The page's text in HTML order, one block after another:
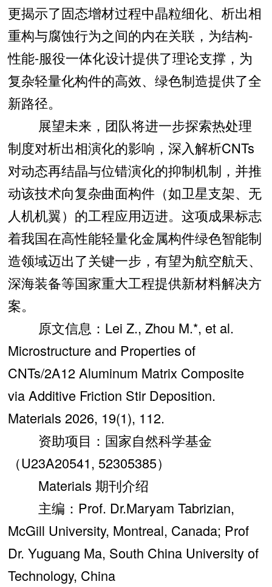
更揭示了固态增材过程中晶粒细化、析出相
重构与腐蚀行为之间的内在关联，为结构-
性能-服役一体化设计提供了理论支撑，为
复杂轻量化构件的高效、绿色制造提供了全
新路径。
展望未来，团队将进一步探索热处理
制度对析出相演化的影响，深入解析CNTs
对动态再结晶与位错演化的抑制机制，并推
动该技术向复杂曲面构件（如卫星支架、无
人机机翼）的工程应用迈进。这项成果标志
着我国在高性能轻量化金属构件绿色智能制
造领域迈出了关键一步，有望为航空航天、
深海装备等国家重大工程提供新材料解决方
案。
原文信息：Lei Z., Zhou M.*, et al.
Microstructure and Properties of
CNTs/2A12 Aluminum Matrix Composite
via Additive Friction Stir Deposition.
Materials 2026, 19(1), 112.
资助项目：国家自然科学基金
（U23A20541, 52305385）
Materials 期刊介绍
主编：Prof. Dr.Maryam Tabrizian,
McGill University, Montreal, Canada; Prof
Dr. Yuguang Ma, South China University of
Technology, China